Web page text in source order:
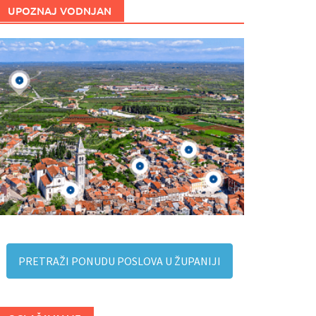
UPOZNAJ VODNJAN
PRETRAŽI PONUDU POSLOVA U ŽUPANIJI